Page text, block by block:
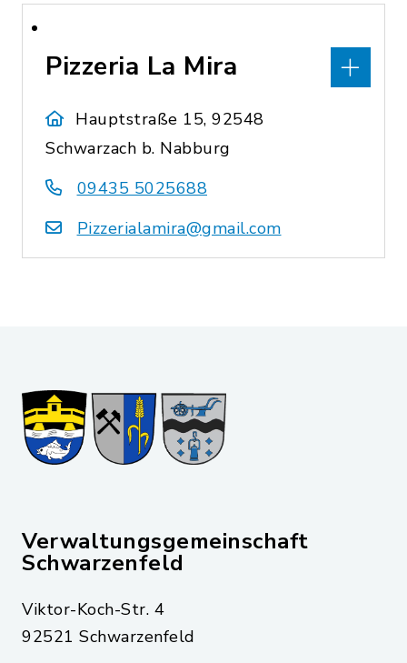
Pizzeria La Mira
Hauptstraße 15, 92548
Schwarzach b. Nabburg
09435 5025688
Pizzerialamira@gmail.com
Verwaltungsgemeinschaft
Schwarzenfeld
Viktor-Koch-Str. 4
92521 Schwarzenfeld